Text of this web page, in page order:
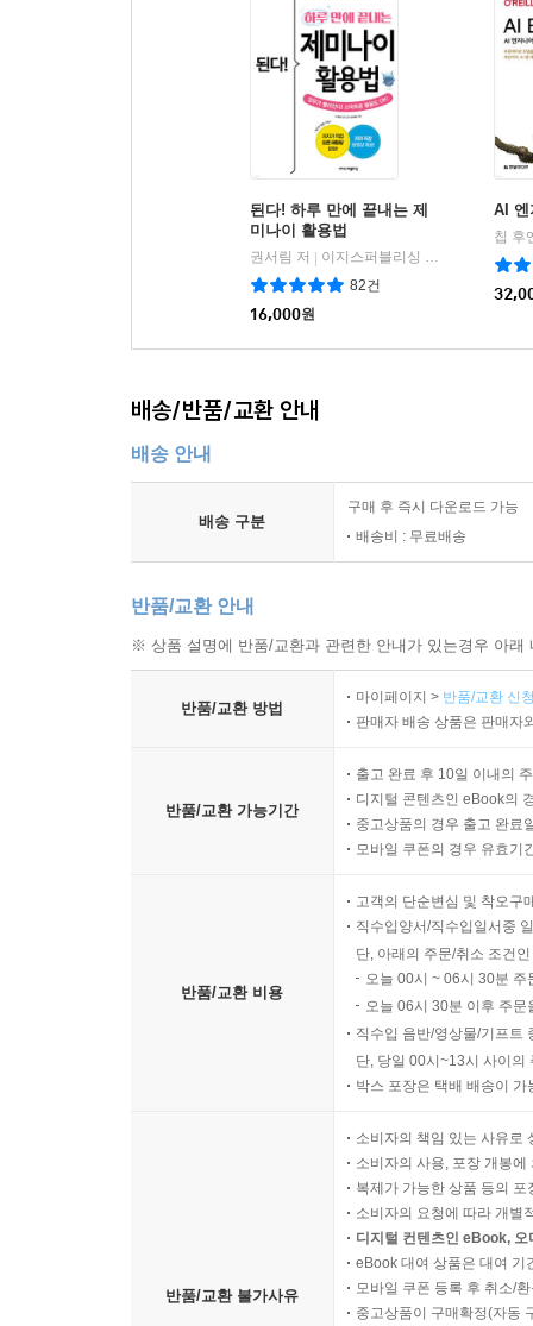
된다! 하루 만에 끝내는 제
미나이 활용법
권서림 저 | 이지스퍼블리싱 (주)
82건
16,000원
AI 엔
칩 후
배송/반품/교환 안내
배송 안내
배송 구분
구매 후 즉시 다운로드 가능
배송비 : 무료배송
반품/교환 안내
※ 상품 설명에 반품/교환과 관련한 안내가 있는경우 아
반품/교환 방법
마이페이지 > 반품/교환 신
판매자 배송 상품은 판매자
반품/교환 가능기간
출고 완료 후 10일 이내의
디지털 콘텐츠인 eBook의
중고상품의 경우 출고 완료
모바일 쿠폰의 경우 유효기
반품/교환 비용
고객의 단순변심 및 착오구
직수입양서/직수입일서중
단, 아래의 주문/취소 조건
오늘 00시 ~ 06시 30분
오늘 06시 30분 이후 주
직수입 음반/영상물/기프트
단, 당일 00시~13시 사이의
박스 포장은 택배 배송이
반품/교환 불가사유
소비자의 책임 있는 사유로
소비자의 사용, 포장 개봉
복제가 가능한 상품 등의
소비자의 요청에 따라 개별
디지털 컨텐츠인 eBook,
eBook 대여 상품은 대여 기
모바일 쿠폰 등록 후 취소/
중고상품이 구매확정(자동